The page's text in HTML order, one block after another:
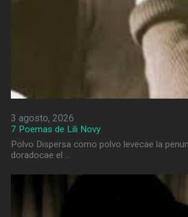
3 agosto, 2026
7 Poemas de Lili Novy
Polvo Dispersa como polvo levecae la
doradocae el …